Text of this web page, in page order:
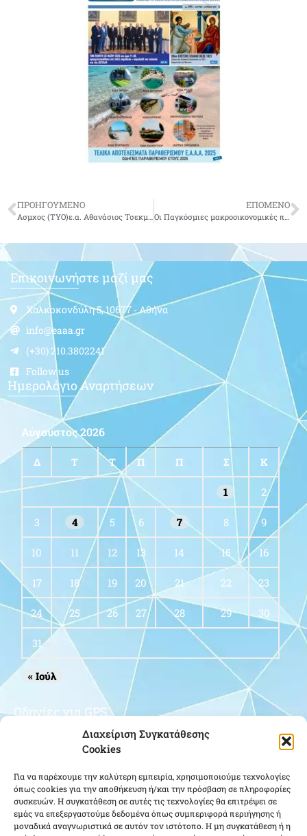
Διαχείριση Συγκατάθεσης
Cookies
Για να παρέχουμε την καλύτερη εμπειρία, χρησιμοποιούμε τεχνολογίες
όπως cookies για την αποθήκευση ή/και την πρόσβαση σε πληροφορίες
συσκευών. Η συγκατάθεση σε αυτές τις τεχνολογίες θα επιτρέψει σε
εμάς να επεξεργαστούμε δεδομένα όπως συμπεριφορά περιήγησης ή
μοναδικά αναγνωριστικά σε αυτόν τον ιστότοπο. Η μη συγκατάθεση ή η
ΠΡΟΗΓΟΥΜΕΝΟ ΕΠΟΜΕΝΟ
Επικοινωνήστε μαζί μας
Χαλκοκονδύλη 5, 10677 - Αθήνα
info@eaaa.gr
(+30) 210.3802241
Follow us
Ημερολόγιο Αναρτήσεων
Αύγουστος 2026
Δ Τ Τ Π Π Σ Κ
1 2
3 4 5 6 7 8 9
10 11 12 13 14 15 16
17 18 19 20 21 22 23
24 25 26 27 28 29 30
31
« Ιούλ
Οδηγίες για GPS